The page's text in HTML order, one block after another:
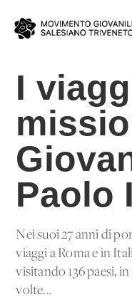
I
Paolo
Nei suoi 27 anni di
viaggi a Roma e in
visitando 136 paesi,
volte...